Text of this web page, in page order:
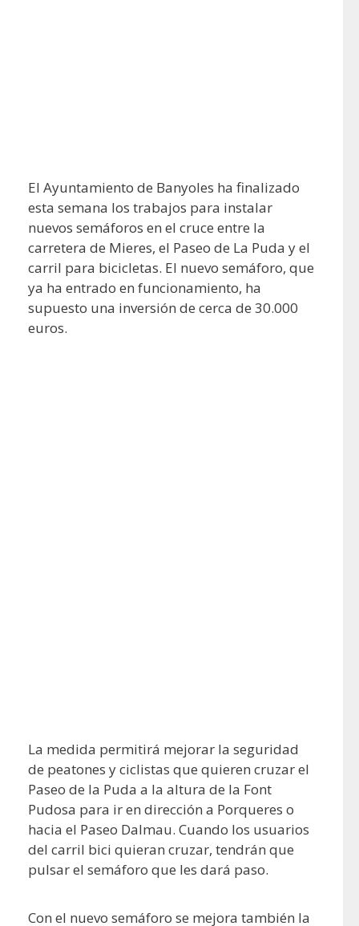
El Ayuntamiento de Banyoles ha finalizado
esta semana los trabajos para instalar
nuevos semáforos en el cruce entre la
carretera de Mieres, el Paseo de La Puda y el
carril para bicicletas. El nuevo semáforo, que
ya ha entrado en funcionamiento, ha
supuesto una inversión de cerca de 30.000
euros.
La medida permitirá mejorar la seguridad
de peatones y ciclistas que quieren cruzar el
Paseo de la Puda a la altura de la Font
Pudosa para ir en dirección a Porqueres o
hacia el Paseo Dalmau. Cuando los usuarios
del carril bici quieran cruzar, tendrán que
pulsar el semáforo que les dará paso.
Con el nuevo semáforo se mejora también la